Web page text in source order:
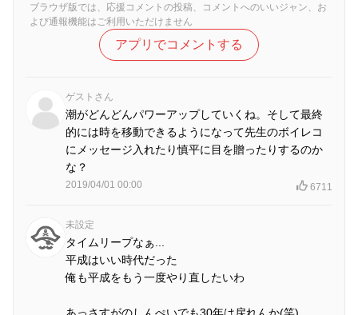
ブラウザ版では、応援コメントの投稿、コメントへのいいジャン、お
よび通報機能はご利用いただけません
アプリでコメントする
ゲストさん
潮がどんどんパワーアップしていくね。そして最終
的には時を移動できるようになって先生のボイレコ
にメッセージ入れたり慎平に目を贈ったりするのか
な？
2019/04/01 00:00 6711
未設定
タイムリープなぁ...
平成はいい時代だった
俺も平成をもう一度やり直したいわ
あっさすがのしんぺいでも30年は戻れんか(笑)